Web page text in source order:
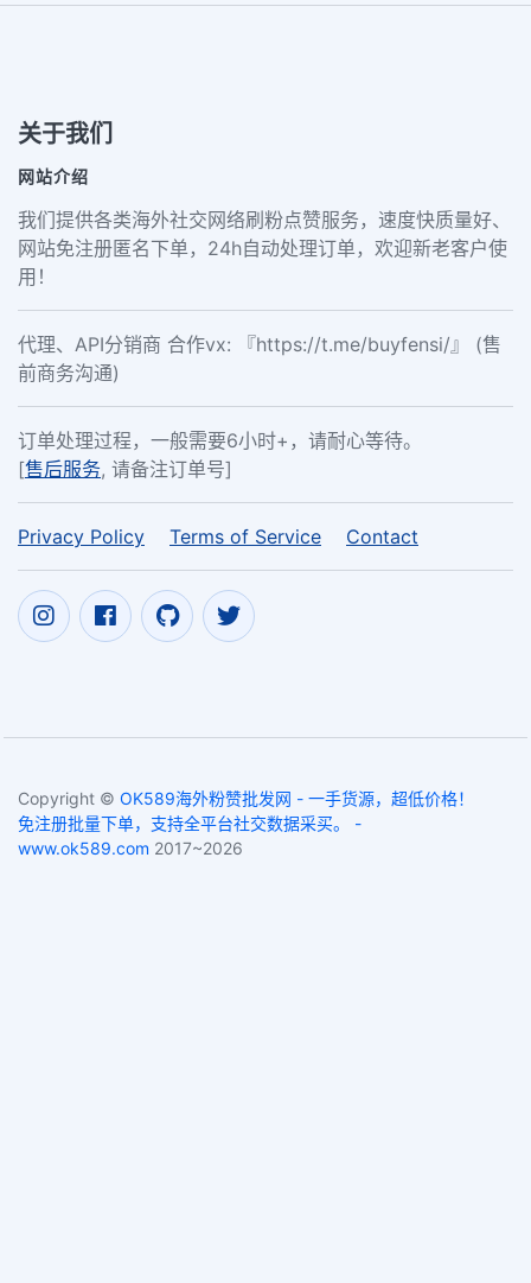
关于我们
网站介绍
我们提供各类海外社交网络刷粉点赞服务，速度快质量好、
网站免注册匿名下单，24h自动处理订单，欢迎新老客户使
用！
代理、API分销商 合作vx: 『https://t.me/buyfensi/』 (售
前商务沟通)
订单处理过程，一般需要6小时+，请耐心等待。
[售后服务, 请备注订单号]
Privacy Policy Terms of Service Contact
Copyright © OK589海外粉赞批发网 - 一手货源，超低价格！
免注册批量下单，支持全平台社交数据采买。 -
www.ok589.com 2017~2026